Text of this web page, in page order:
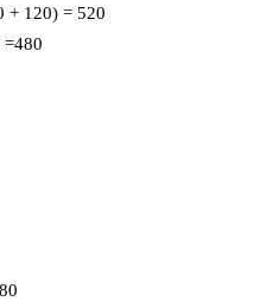
+ 120) = 520
=480